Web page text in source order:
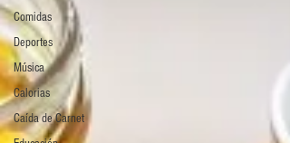
Comidas
Deportes
Música
Calorias
Caída de Carnet